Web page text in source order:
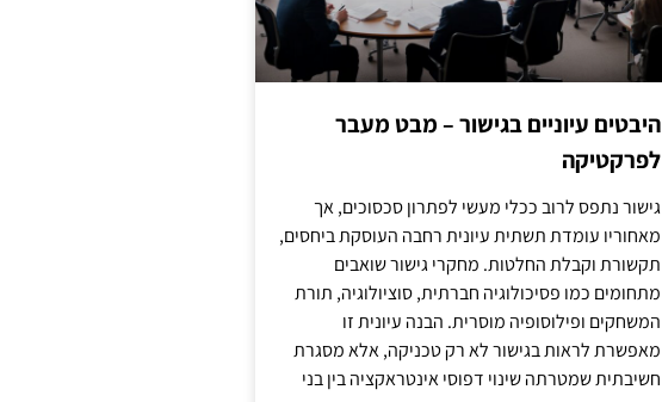
היבטים עיוניים בגישור – מבט מעבר
לפרקטיקה
גישור נתפס לרוב ככלי מעשי לפתרון סכסוכים, אך
מאחוריו עומדת תשתית עיונית רחבה העוסקת ביחסים,
תקשורת וקבלת החלטות. מחקרי גישור שואבים
מתחומים כמו פסיכולוגיה חברתית, סוציולוגיה, תורת
המשחקים ופילוסופיה מוסרית. הבנה עיונית זו
מאפשרת לראות בגישור לא רק טכניקה, אלא מסגרת
חשיבתית שמטרתה שינוי דפוסי אינטראקציה בין בני